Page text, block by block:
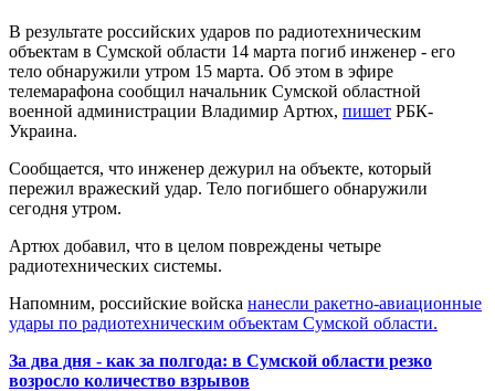
В результате российских ударов по радиотехническим
объектам в Сумской области 14 марта погиб инженер - его
тело обнаружили утром 15 марта. Об этом в эфире
телемарафона сообщил начальник Сумской областной
военной администрации Владимир Артюх, пишет РБК-
Украина.
Сообщается, что инженер дежурил на объекте, который
пережил вражеский удар. Тело погибшего обнаружили
сегодня утром.
Артюх добавил, что в целом повреждены четыре
радиотехнических системы.
Напомним, российские войска нанесли ракетно-авиационные
удары по радиотехническим объектам Сумской области.
За два дня - как за полгода: в Сумской области резко
возросло количество взрывов